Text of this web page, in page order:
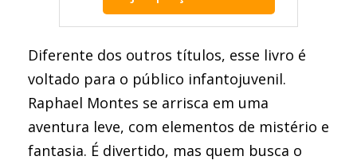
Diferente dos outros títulos, esse livro é
voltado para o público infantojuvenil.
Raphael Montes se arrisca em uma
aventura leve, com elementos de mistério e
fantasia. É divertido, mas quem busca o